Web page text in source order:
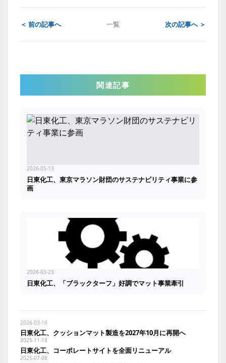
＜ 前の記事へ 一覧 次の記事へ ＞
関連記事
2026-05-13
日東化工、東京マラソン財団のサステナビリティ事業に参
画
2026-03-23
日東化工、「ブラックターフ」好調でマット事業牽引
2026-03-10
日東化工、クッションマット製造を2027年10月に再開へ
2025-11-18
日東化工、コーポレートサイトを全面リニューアル
2025-07-08